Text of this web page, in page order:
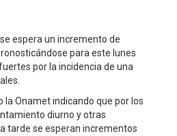
espera un incremento de
para este lunes
por la incidencia de una
Onamet indicando que por los
diurno y otras
tarde se esperan incrementos